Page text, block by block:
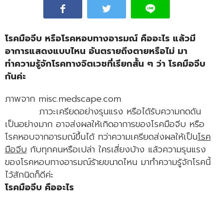
โรคมือจีบ หรือโรคหอบทางอารมณ์ คืออะไร แล้วมี
อาการแสดงแบบไหน อันตรายถึงตายหรือไม่ มา
ทำความรู้จักโรคทางจิตเวชที่เรียกสั้น ๆ ว่า โรคมือจีบ
กันค่ะ
ภาพจาก misc.medscape.com
ภาวะเครียดอย่างรุนแรง หรือได้รับความกดดัน
เป็นอย่างมาก อาจส่งผลให้เกิดอาการของโรคมือจีบ หรือ
โรคหอบจากอารมณ์ขึ้นได้ ทว่าความเครียดส่งผลให้เป็นโรค
มือจีบ กับทุกคนหรือเปล่า ใครเสี่ยงบ้าง แล้วความรุนแรง
ของโรคหอบทางอารมณ์ร้ายขนาดไหน มาทำความรู้จักโรคนี้
ไว้สักนิดก็ดีค่ะ
โรคมือจีบ คืออะไร